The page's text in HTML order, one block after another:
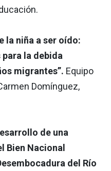
la niña a ser oído:
la debida
migrantes”. Equipo
Domínguez,
de una
Bien Nacional
del Río